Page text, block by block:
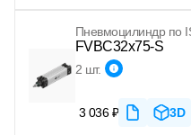
Пневмоцилиндр по
FVBC32x75-S
2 шт.
3 036 ₽ 3D